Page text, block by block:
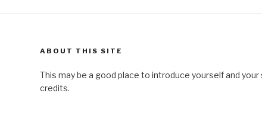
ABOUT THIS SITE
This may be a good place to introduce yourself and
credits.